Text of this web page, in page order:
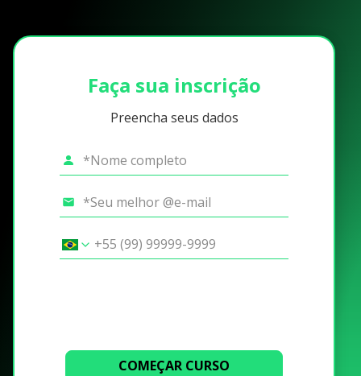
Faça sua inscrição
Preencha seus dados
COMEÇAR CURSO